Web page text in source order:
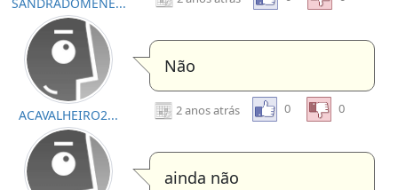
ACAVALHEIRO2...
Não
2 anos atrás 0 0
ainda não